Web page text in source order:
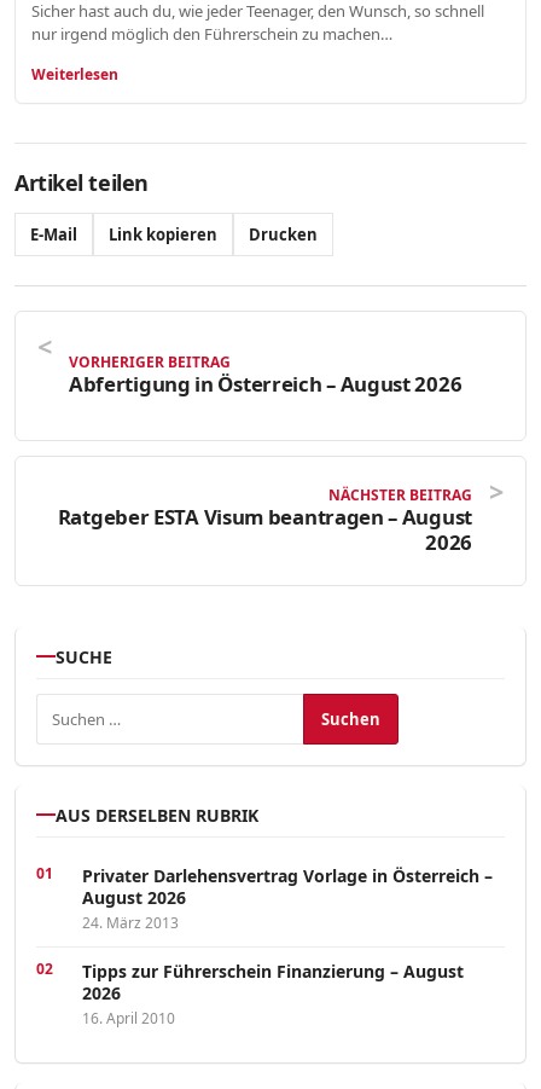
Sicher hast auch du, wie jeder Teenager, den Wunsch, so schnell
nur irgend möglich den Führerschein zu machen…
Weiterlesen
Artikel teilen
E-Mail Link kopieren Drucken
VORHERIGER BEITRAG
Abfertigung in Österreich – August 2026
NÄCHSTER BEITRAG
Ratgeber ESTA Visum beantragen – August
2026
SUCHE
AUS DERSELBEN RUBRIK
Privater Darlehensvertrag Vorlage in Österreich –
August 2026
24. März 2013
Tipps zur Führerschein Finanzierung – August
2026
16. April 2010